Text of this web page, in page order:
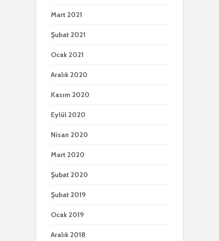
Mart 2021
Şubat 2021
Ocak 2021
Aralık 2020
Kasım 2020
Eylül 2020
Nisan 2020
Mart 2020
Şubat 2020
Şubat 2019
Ocak 2019
Aralık 2018